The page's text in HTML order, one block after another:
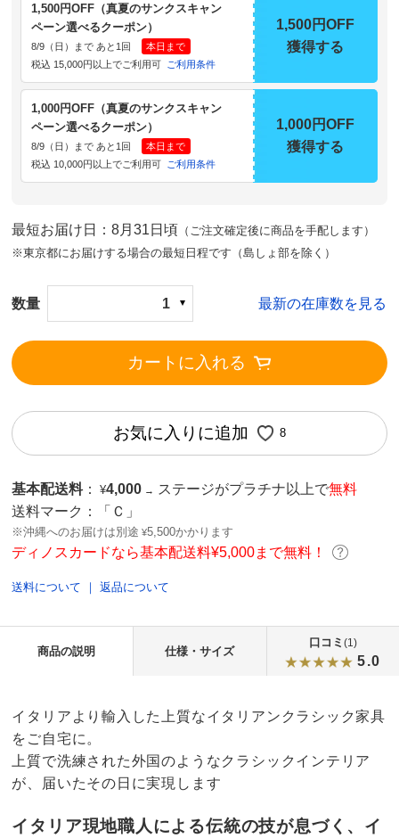
1,500円OFF（真夏のサンクスキャン
ペーン選べるクーポン）
8/9（日）まで あと1回
本日まで
税込 15,000円以上でご利用可 ご利用条件
1,500円OFF
獲得する
1,000円OFF（真夏のサンクスキャン
ペーン選べるクーポン）
8/9（日）まで あと1回
本日まで
税込 10,000円以上でご利用可 ご利用条件
1,000円OFF
獲得する
最短お届け日：8月31日頃 （ご注文確定後に商品を手配します）
※東京都にお届けする場合の最短日程です（島しょ部を除く）
数量 1 最新の在庫数を見る
カートに入れる
お気に入りに追加 8
基本配送料 ： ¥4,000 → ステージがプラチナ以上で無料
送料マーク：
「Ｃ」
※沖縄へのお届けは別途 ¥5,500かかります
ディノスカードなら基本配送料¥5,000まで無料！
送料について ｜返品について
商品の説明 仕様・サイズ
口コミ (1)
5.0
イタリアより輸入した上質なイタリアンクラシック家具
をご自宅に。
上質で洗練された外国のようなクラシックインテリア
が、届いたその日に実現します
イタリア現地職人による伝統の技が息づく、イ